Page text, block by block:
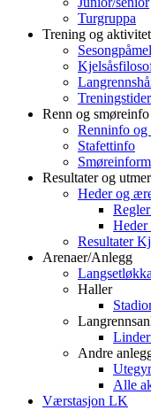
Turgruppa
Trening og
Renn og smøreinfo
Renninfo og
Stafettinfo
Resultater og
Heder og
Resultater
Arenaer/Anlegg
Haller
Andre
Alle
Værstasjon LK